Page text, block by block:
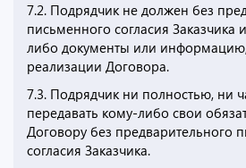
7.2. Подрядчик не должен без
письменного согласия Заказчика
либо документы или
реализации Договора.
7.3. Подрядчик ни полностью, ни
передавать кому-либо свои
Договору без предварительного
согласия Заказчика.